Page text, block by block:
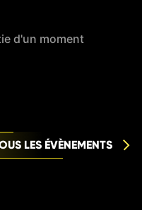
d'un moment
LES ÉVÈNEMENTS